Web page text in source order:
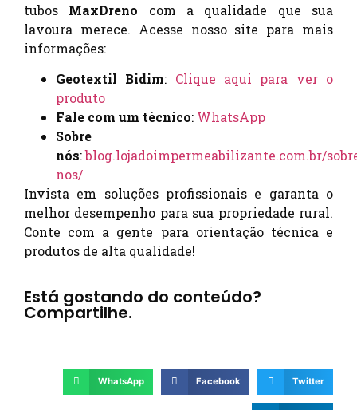
tubos MaxDreno com a qualidade que sua
lavoura merece. Acesse nosso site para mais
informações:
Geotextil Bidim: Clique aqui para ver o
produto
Fale com um técnico: WhatsApp
Sobre
nós:blog.lojadoimpermeabilizante.com.br/
nos/
Invista em soluções profissionais e garanta o
melhor desempenho para sua propriedade rural.
Conte com a gente para orientação técnica e
produtos de alta qualidade!
Está gostando do conteúdo?
Compartilhe.
WhatsApp Facebook Twitter